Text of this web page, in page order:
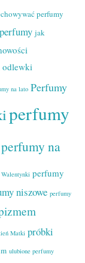
perfumy
jak
odlewki
na lato Perfumy
perfumy
perfumy na
perfumy
niszowe perfumy
Matki próbki
ulubione perfumy